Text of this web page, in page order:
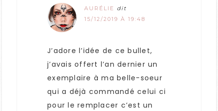
AURÉLIE dit
15/12/2019 À 19:48
J’adore l’idée de ce bullet,
j’avais offert l’an dernier un
exemplaire à ma belle-soeur
qui a déjà commandé celui ci
pour le remplacer c’est un